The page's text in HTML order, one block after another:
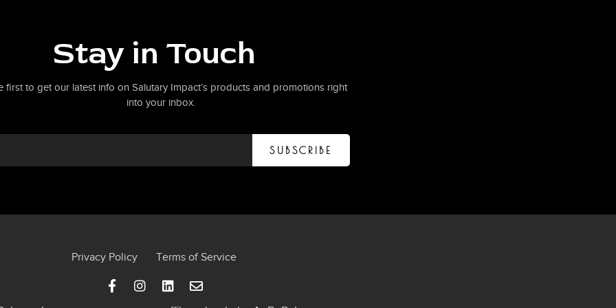
Stay in Touch
first to get our latest info on Salutary Impact’s products and promotions right
into your inbox.
SUBSCRIBE
Privacy Policy Terms of Service